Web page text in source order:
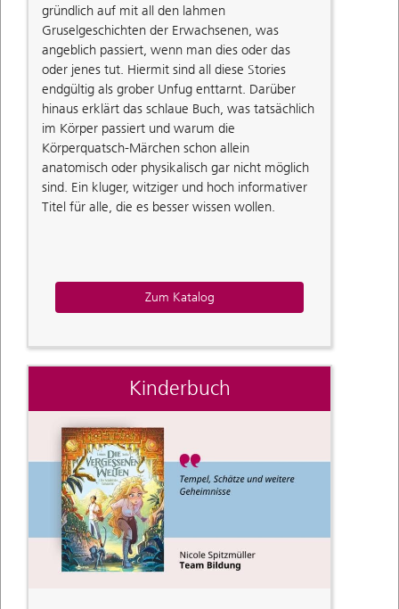
gründlich auf mit all den lahmen
Gruselgeschichten der Erwachsenen, was
angeblich passiert, wenn man dies oder das
oder jenes tut. Hiermit sind all diese Stories
endgültig als grober Unfug enttarnt. Darüber
hinaus erklärt das schlaue Buch, was tatsächlich
im Körper passiert und warum die
Körperquatsch-Märchen schon allein
anatomisch oder physikalisch gar nicht möglich
sind. Ein kluger, witziger und hoch informativer
Titel für alle, die es besser wissen wollen.
Zum Katalog
Kinderbuch